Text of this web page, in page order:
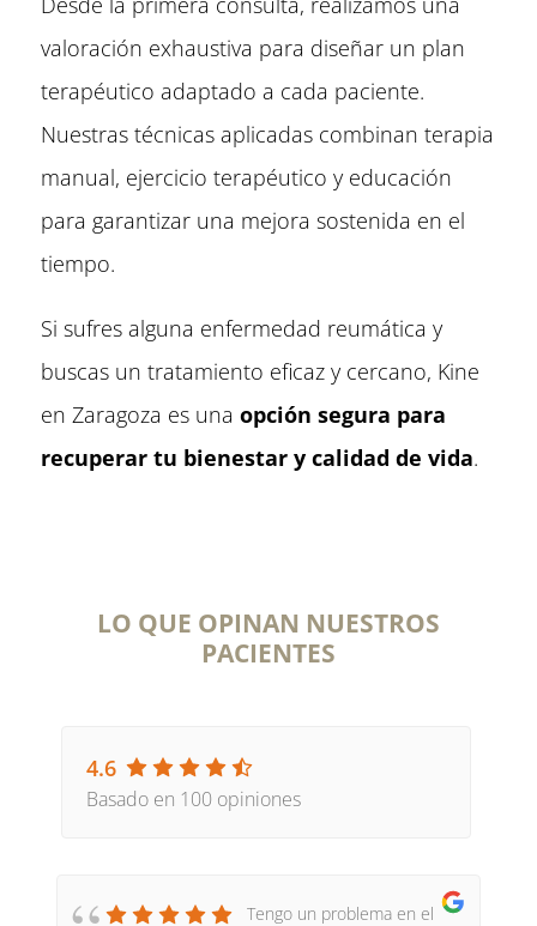
valoración exhaustiva para diseñar un plan
terapéutico adaptado a cada paciente.
Nuestras técnicas aplicadas combinan terapia
manual, ejercicio terapéutico y educación
para garantizar una mejora sostenida en el
tiempo.
Si sufres alguna enfermedad reumática y
buscas un tratamiento eficaz y cercano, Kine
en Zaragoza es una opción segura para
recuperar tu bienestar y calidad de vida.
LO QUE OPINAN NUESTROS
PACIENTES
4.6
Basado en 100 opiniones
Tengo un problema en el